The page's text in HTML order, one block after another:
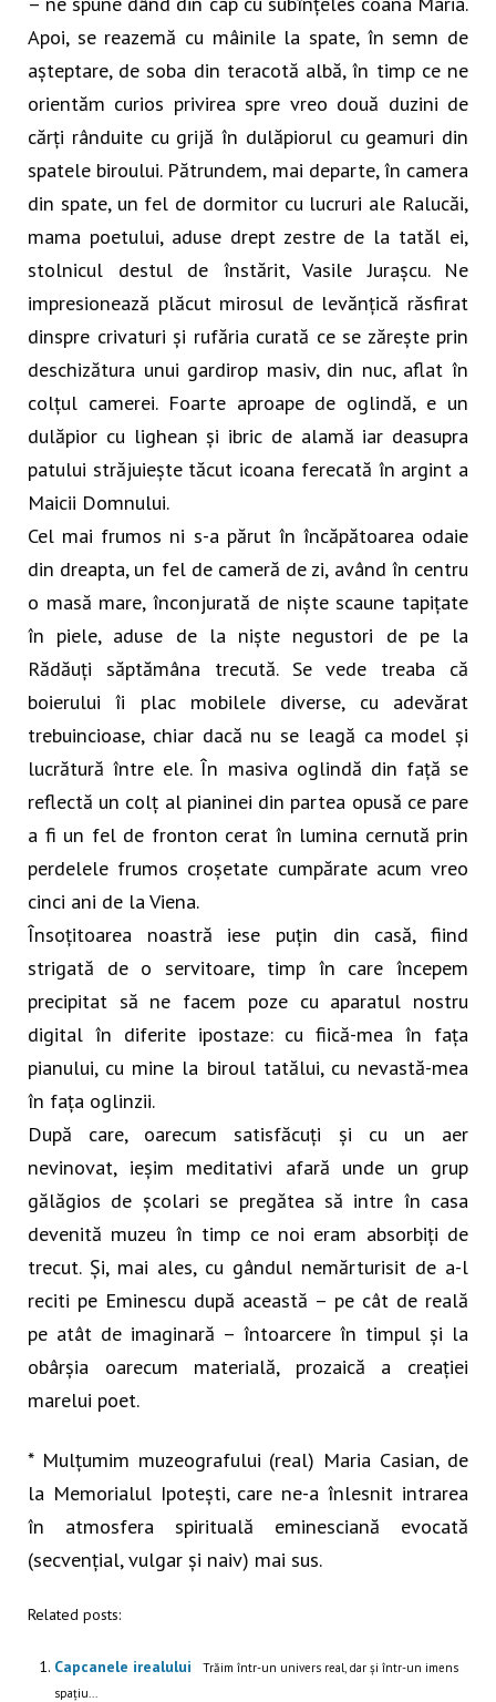
Apoi, se reazemă cu mâinile la spate, în semn de
așteptare, de soba din teracotă albă, în timp ce ne
orientăm curios privirea spre vreo două duzini de
cărți rânduite cu grijă în dulăpiorul cu geamuri din
spatele biroului. Pătrundem, mai departe, în camera
din spate, un fel de dormitor cu lucruri ale Ralucăi,
mama poetului, aduse drept zestre de la tatăl ei,
stolnicul destul de înstărit, Vasile Jurașcu. Ne
impresionează plăcut mirosul de levănțică răsfirat
dinspre crivaturi și rufăria curată ce se zărește prin
deschizătura unui gardirop masiv, din nuc, aflat în
colțul camerei. Foarte aproape de oglindă, e un
dulăpior cu lighean și ibric de alamă iar deasupra
patului străjuiește tăcut icoana ferecată în argint a
Maicii Domnului.
Cel mai frumos ni s-a părut în încăpătoarea odaie
din dreapta, un fel de cameră de zi, având în centru
o masă mare, înconjurată de niște scaune tapițate
în piele, aduse de la niște negustori de pe la
Rădăuți săptămâna trecută. Se vede treaba că
boierului îi plac mobilele diverse, cu adevărat
trebuincioase, chiar dacă nu se leagă ca model și
lucrătură între ele. În masiva oglindă din față se
reflectă un colț al pianinei din partea opusă ce pare
a fi un fel de fronton cerat în lumina cernută prin
perdelele frumos croșetate cumpărate acum vreo
cinci ani de la Viena.
Însoțitoarea noastră iese puțin din casă, fiind
strigată de o servitoare, timp în care începem
precipitat să ne facem poze cu aparatul nostru
digital în diferite ipostaze: cu fiică-mea în fața
pianului, cu mine la biroul tatălui, cu nevastă-mea
în fața oglinzii.
După care, oarecum satisfăcuți și cu un aer
nevinovat, ieșim meditativi afară unde un grup
gălăgios de școlari se pregătea să intre în casa
devenită muzeu în timp ce noi eram absorbiți de
trecut. Și, mai ales, cu gândul nemărturisit de a-l
reciti pe Eminescu după această – pe cât de reală
pe atât de imaginară – întoarcere în timpul și la
obârșia oarecum materială, prozaică a creației
marelui poet.
* Mulțumim muzeografului (real) Maria Casian, de
la Memorialul Ipotești, care ne-a înlesnit intrarea
în atmosfera spirituală eminesciană evocată
(secvențial, vulgar și naiv) mai sus.
Related posts:
Capcanele irealului
Trăim într-un univers real, dar și într-un imens
spațiu...